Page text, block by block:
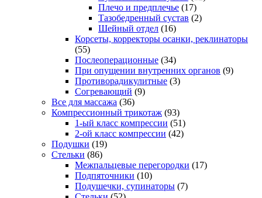
Плечо и предплечье (17)
Тазобедренный сустав (2)
Шейный отдел (16)
Корсеты, корректоры осанки, реклинаторы
(55)
Послеоперационные (34)
При опущении внутренних органов (9)
Противорадикулитные (3)
Согревающий (9)
Все для массажа (36)
Компрессионный трикотаж (93)
1-ый класс компрессии (51)
2-ой класс компрессии (42)
Подушки (19)
Стельки (86)
Межпальцевые перегородки (17)
Подпяточники (10)
Подушечки, супинаторы (7)